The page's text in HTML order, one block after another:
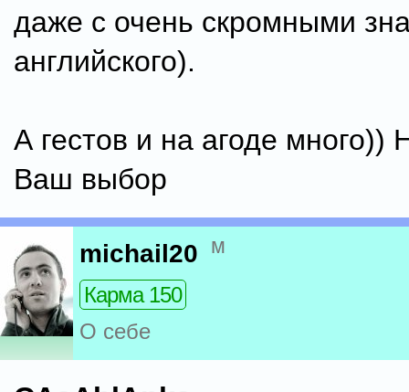
даже с очень скромными
английского).
А гестов и на агоде много))
Ваш выбор
michail20 м
Карма 150
О себе